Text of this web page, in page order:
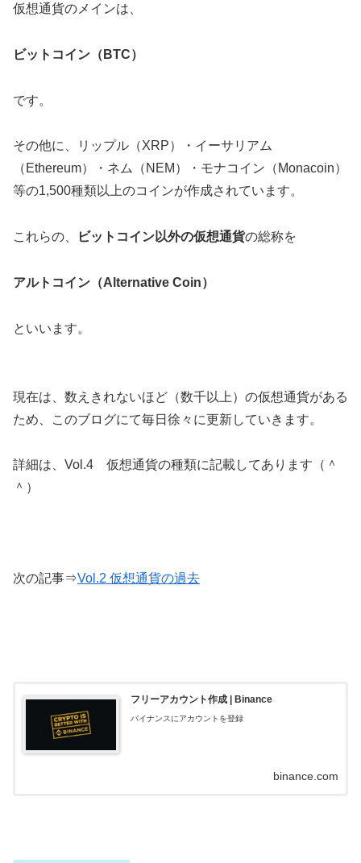
仮想通貨のメインは、
ビットコイン（BTC）
です。
その他に、リップル（XRP）・イーサリアム
（Ethereum）・ネム（NEM）・モナコイン（Monacoin）
等の1,500種類以上のコインが作成されています。
これらの、 ビットコイン以外の仮想通貨の総称を
アルトコイン（Alternative Coin）
といいます。
現在は、数えきれないほど（数千以上）の仮想通貨がある
ため、このブログにて毎日徐々に更新していきます。
詳細は、Vol.4 仮想通貨の種類に記載してあります（＾
＾）
次の記事⇒Vol.2 仮想通貨の過去
フリーアカウント作成 | Binance
バイナンスにアカウントを登録
binance.com